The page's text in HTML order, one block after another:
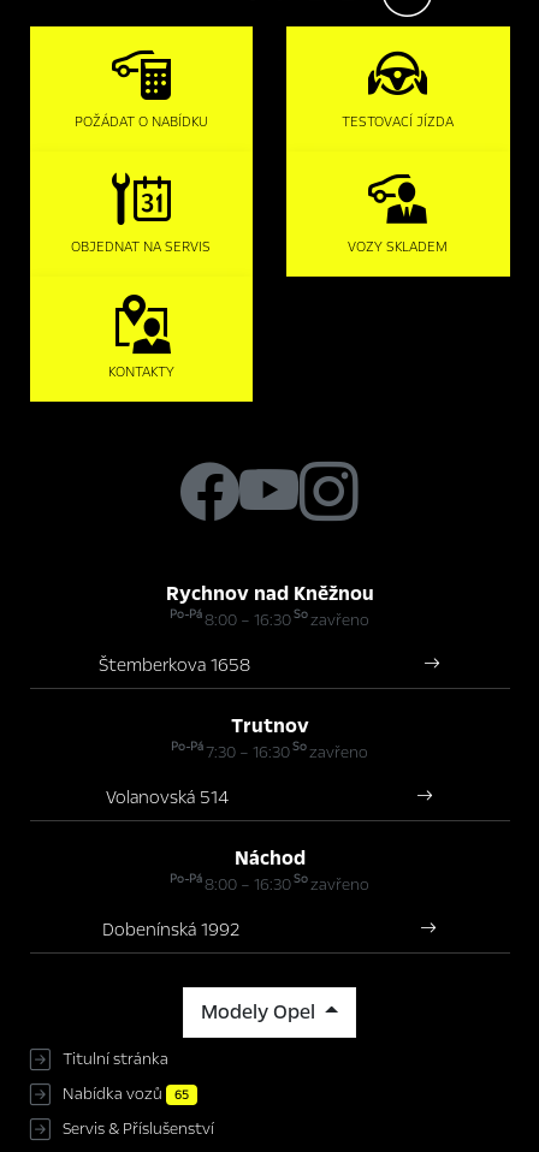
POŽÁDAT O NABÍDKU TESTOVACÍ JÍZDA
OBJEDNAT NA SERVIS VOZY SKLADEM
KONTAKTY
Rychnov nad Kněžnou
Po-Pá8:00 – 16:30Sozavřeno
Štemberkova 1658
Trutnov
Po-Pá7:30 – 16:30Sozavřeno
Volanovská 514
Náchod
Po-Pá8:00 – 16:30Sozavřeno
Dobenínská 1992
Modely Opel
Titulní stránka
Nabídka vozů
65
Servis & Příslušenství